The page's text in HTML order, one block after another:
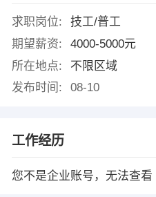
求职岗位:
技工/普工
期望薪资:
4000-5000元
所在地点:
不限区域
发布时间:
08-10
工作经历
您不是企业账号，无法查看